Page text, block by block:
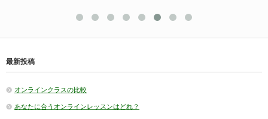
最新投稿
オンラインクラスの比較
あなたに合うオンラインレッスンはどれ？